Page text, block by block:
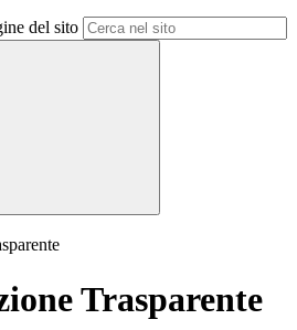
del sito
Trasparente